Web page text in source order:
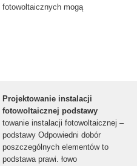
fotowoltaicznych mogą
Projektowanie instalacji
fotowoltaicznej podstawy
towanie instalacji fotowoltaicznej –
podstawy Odpowiedni dobór
poszczególnych elementów to
podstawa prawi. łowo